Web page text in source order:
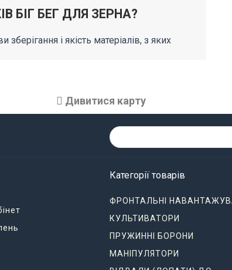
БІГ БЕГ ДЛЯ ЗЕРНА?
і якість матеріалів, з яких
Дивитися карту
Категорії товарів
ФРОНТАЛЬНІ
КУЛЬТИВАТОРИ
ПРУЖИННІ БОРОНИ
МАНІПУЛЯТОРИ